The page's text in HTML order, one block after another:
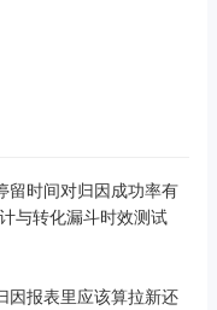
留时间对归因成功率有
与转化漏斗时效测试
因报表里应该算拉新还